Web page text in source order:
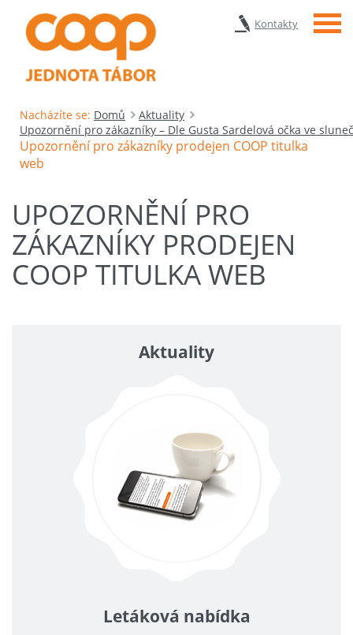
Kontakty Menu
Nacházíte se: Domů
Aktuality
Upozornění pro zákazníky – Dle Gusta Sardelová očka ve
Upozornění pro zákazníky prodejen COOP titulka
web
UPOZORNĚNÍ PRO
ZÁKAZNÍKY PRODEJEN
COOP TITULKA WEB
Aktuality
Letáková nabídka